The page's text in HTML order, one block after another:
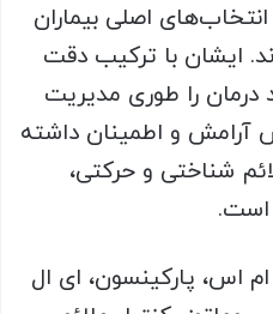
اصلی بیماران
ایشان با ترکیب دقت
درمان را طوری مدیریت
آرامش و اطمینان داشته
شناختی و حرکتی،
است.
اس، پارکینسون، ای ال